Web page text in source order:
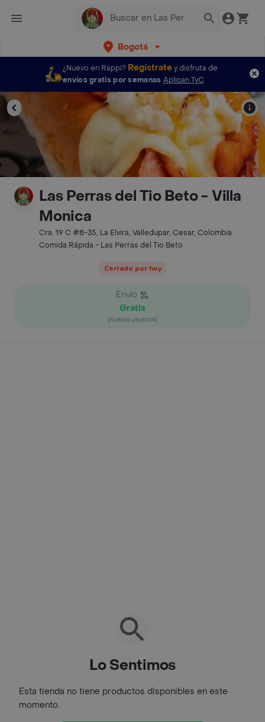
Bogotá
¿Nuevo en Rappi? Regístratey disfruta de
envíos gratis por semanas Aplican TyC
Las Perras del Tio Beto - Villa
Monica
Cra. 19 C #8-35, La Elvira, Valledupar, Cesar, Colombia
Comida Rápida - Las Perras del Tio Beto
Cerrado por hoy
Envío
Gratis
(nuevos usuarios)
Lo Sentimos
Esta tienda no tiene productos disponibles en este
momento.